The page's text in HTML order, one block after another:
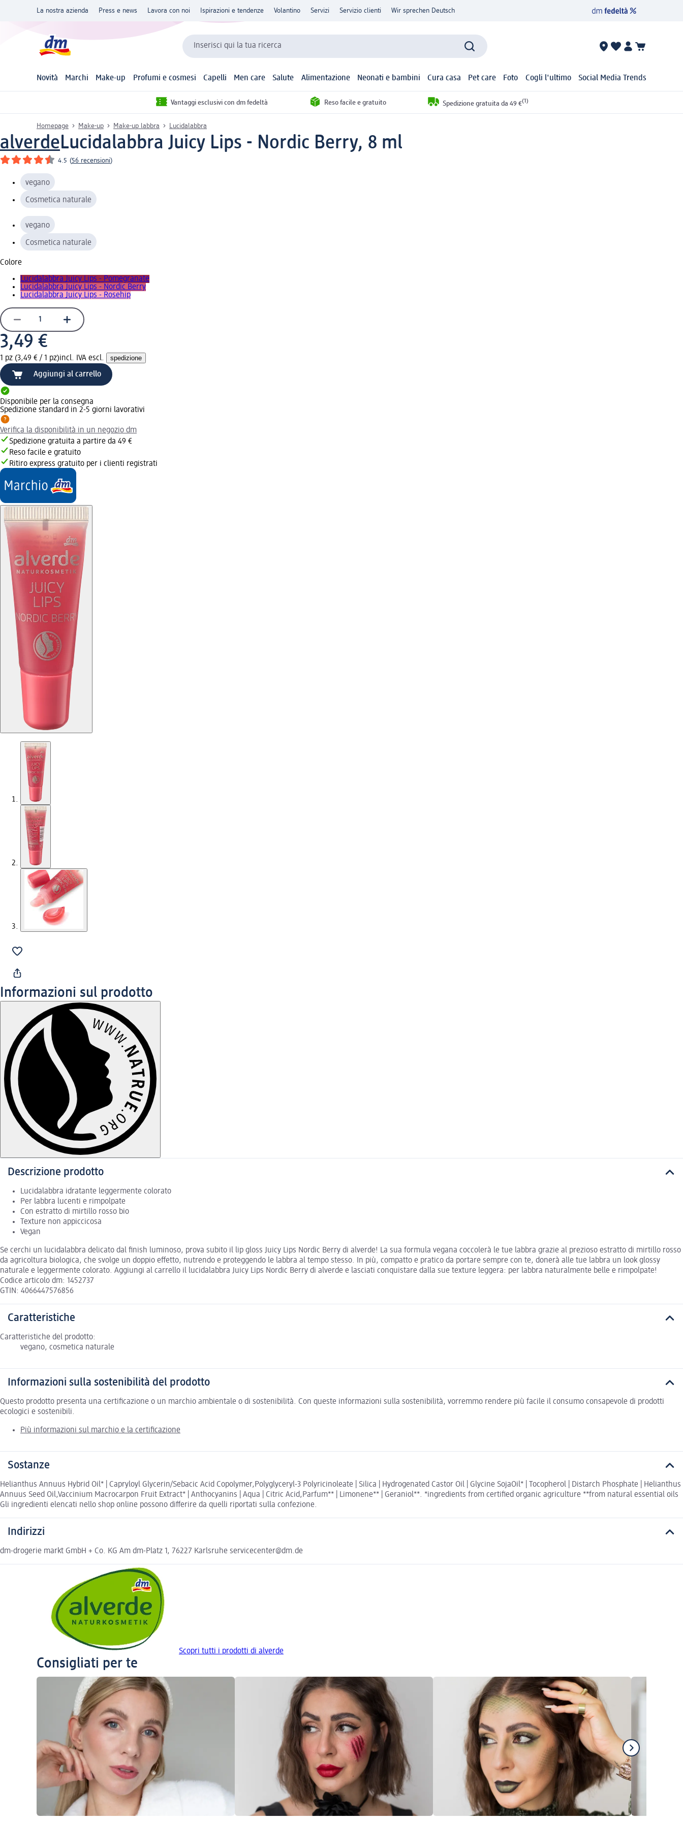
La nostra azienda Press e news Lavora con noi Ispirazioni e tendenze Volantino Servizi Servizio clienti Wir sprechen Deutsch
Inserisci qui la tua ricerca
Novità Marchi Make-up Profumi e cosmesi Capelli Men care Salute Alimentazione Neonati e bambini Cura casa Pet care Foto Cogli l'ultimo Social Media Trends
Vantaggi esclusivi con dm fedeltà Reso facile e gratuito Spedizione gratuita da 49 €(1)
Homepage Make-up Make-up labbra Lucidalabbra
alverdeLucidalabbra Juicy Lips - Nordic Berry, 8 ml
4.5 (56 recensioni)
vegano
Cosmetica naturale
vegano
Cosmetica naturale
Colore
Lucidalabbra Juicy Lips - Pomegranate
Lucidalabbra Juicy Lips - Nordic Berry
Lucidalabbra Juicy Lips - Rosehip
3,49 €
1 pz (3,49 € / 1 pz)incl. IVA escl. spedizione
Aggiungi al carrello
Disponibile per la consegna
Spedizione standard in 2-5 giorni lavorativi
Verifica la disponibilità in un negozio dm
Spedizione gratuita a partire da 49 €
Reso facile e gratuito
Ritiro express gratuito per i clienti registrati
Informazioni sul prodotto
Descrizione prodotto
Lucidalabbra idratante leggermente colorato
Per labbra lucenti e rimpolpate
Con estratto di mirtillo rosso bio
Texture non appiccicosa
Vegan
Se cerchi un lucidalabbra delicato dal finish luminoso, prova subito il lip gloss Juicy Lips Nordic Berry di alverde! La sua formula vegana coccolerà le tue labbra grazie al prezioso estratto di mirtillo rosso
da agricoltura biologica, che svolge un doppio effetto, nutrendo e proteggendo le labbra al tempo stesso. In più, compatto e pratico da portare sempre con te, donerà alle tue labbra un look glossy
naturale e leggermente colorato. Aggiungi al carrello il lucidalabbra Juicy Lips Nordic Berry di alverde e lasciati conquistare dalla sue texture leggera: per labbra naturalmente belle e rimpolpate!
Codice articolo dm: 1452737
GTIN: 4066447576856
Caratteristiche
Caratteristiche del prodotto:
vegano, cosmetica naturale
Informazioni sulla sostenibilità del prodotto
Questo prodotto presenta una certificazione o un marchio ambientale o di sostenibilità. Con queste informazioni sulla sostenibilità, vorremmo rendere più facile il consumo consapevole di prodotti
ecologici e sostenibili.
Più informazioni sul marchio e la certificazione
Sostanze
Helianthus Annuus Hybrid Oil* | Capryloyl Glycerin/Sebacic Acid Copolymer,Polyglyceryl-3 Polyricinoleate | Silica | Hydrogenated Castor Oil | Glycine SojaOil* | Tocopherol | Distarch Phosphate | Helianthus
Annuus Seed Oil,Vaccinium Macrocarpon Fruit Extract* | Anthocyanins | Aqua | Citric Acid,Parfum** | Limonene** | Geraniol**. *ingredients from certified organic agriculture **from natural essential oils
Gli ingredienti elencati nello shop online possono differire da quelli riportati sulla confezione.
Indirizzi
dm-drogerie markt GmbH + Co. KG Am dm-Platz 1, 76227 Karlsruhe servicecenter@dm.de
Scopri tutti i prodotti di alverde
Consigliati per te